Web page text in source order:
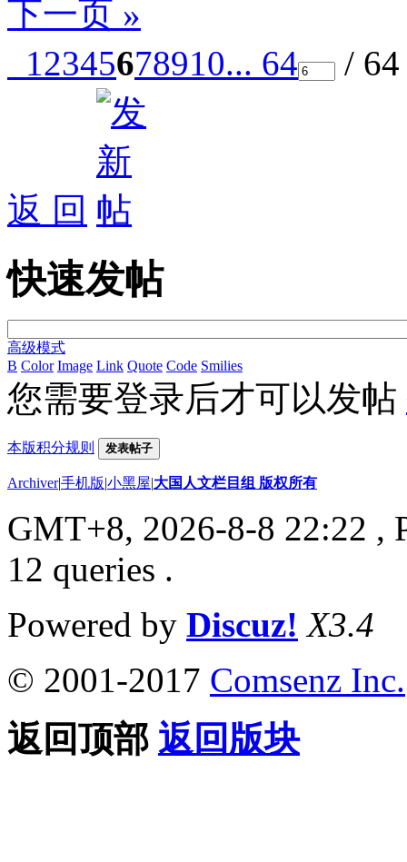
下一页 »
12345678910... 64 /
返 回
快速发帖
高级模式
B Color Image Link Quote Code Smilies
您需要登录后才可以发帖
本版积分规则 发表帖子
Archiver|手机版|小黑屋|大国人文栏目组 版权所有
GMT+8, 2026-8-8 22:22 ,
12 queries .
Powered by Discuz! X3.4
© 2001-2017 Comsenz Inc.
返回顶部 返回版块